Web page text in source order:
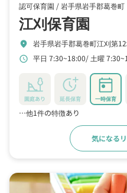
認可保育園 /岩手県岩手郡葛巻町
江刈保育園
location_on 岩手県岩手郡葛巻町江刈第
schedule 平日 7:30~18:00 土曜
園庭あり 延長保育 一時保育
…他1件の特徴あり
気になる